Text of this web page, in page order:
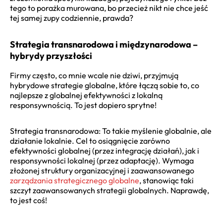
tego to porażka murowana, bo przecież nikt nie chce jeść
tej samej zupy codziennie, prawda?
Strategia transnarodowa i międzynarodowa –
hybrydy przyszłości
Firmy często, co mnie wcale nie dziwi, przyjmują
hybrydowe strategie globalne, które łączą sobie to, co
najlepsze z globalnej efektywności z lokalną
responsywnością. To jest dopiero sprytne!
Strategia transnarodowa: To takie myślenie globalnie, ale
działanie lokalnie. Cel to osiągnięcie zarówno
efektywności globalnej (przez integrację działań), jak i
responsywności lokalnej (przez adaptację). Wymaga
złożonej struktury organizacyjnej i zaawansowanego
zarządzania strategicznego globalne, stanowiąc taki
szczyt zaawansowanych strategii globalnych. Naprawdę,
to jest coś!